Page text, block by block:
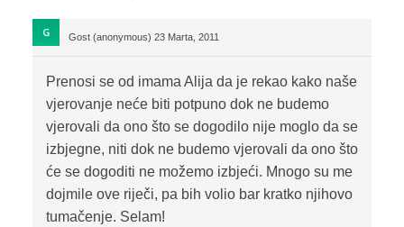
Gost (anonymous) 23 Marta, 2011
Prenosi se od imama Alija da je rekao kako naše
vjerovanje neće biti potpuno dok ne budemo
vjerovali da ono što se dogodilo nije moglo da se
izbjegne, niti dok ne budemo vjerovali da ono što
će se dogoditi ne možemo izbjeći. Mnogo su me
dojmile ove riječi, pa bih volio bar kratko njihovo
tumačenje. Selam!